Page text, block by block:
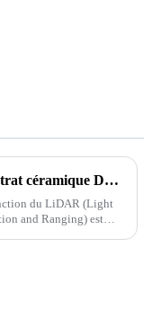
Substrat céramique DPC : une option idéale pour le packaging des puces LiDAR automobiles
du LiDAR (Light
and Ranging) est